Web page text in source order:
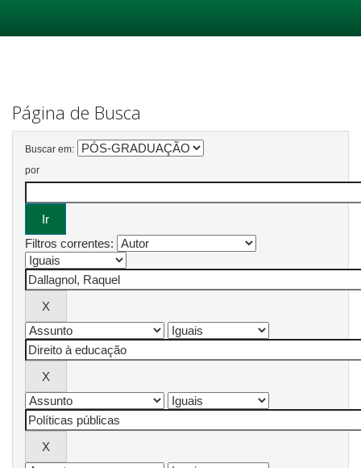
Página de Busca
Buscar em:
por
Filtros correntes: